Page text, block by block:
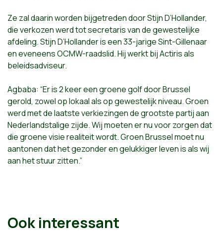
Ze zal daarin worden bijgetreden door Stijn D’Hollander,
die verkozen werd tot secretaris van de gewestelijke
afdeling. Stijn D’Hollander is een 33-jarige Sint-Gillenaar
en eveneens OCMW-raadslid. Hij werkt bij Actiris als
beleidsadviseur.
Agbaba: “Er is 2 keer een groene golf door Brussel
gerold, zowel op lokaal als op gewestelijk niveau. Groen
werd met de laatste verkiezingen de grootste partij aan
Nederlandstalige zijde. Wij moeten er nu voor zorgen dat
die groene visie realiteit wordt. Groen Brussel moet nu
aantonen dat het gezonder en gelukkiger leven is als wij
aan het stuur zitten.”
Ook interessant